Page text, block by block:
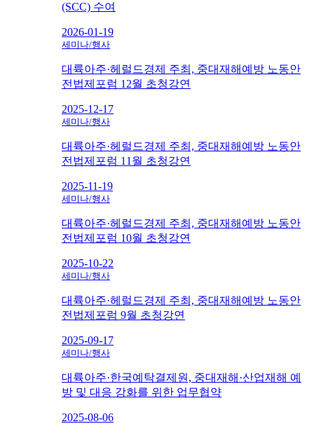
(SCC) 수여
2026-01-19
세미나/행사
대륙아주·헤럴드경제 주최, 중대재해예방 노동안
전법제포럼 12월 초청강연
2025-12-17
세미나/행사
대륙아주·헤럴드경제 주최, 중대재해예방 노동안
전법제포럼 11월 초청강연
2025-11-19
세미나/행사
대륙아주·헤럴드경제 주최, 중대재해예방 노동안
전법제포럼 10월 초청강연
2025-10-22
세미나/행사
대륙아주·헤럴드경제 주최, 중대재해예방 노동안
전법제포럼 9월 초청강연
2025-09-17
세미나/행사
대륙아주·한국예탁결제원, 중대재해·산업재해 예
방 및 대응 강화를 위한 업무협약
2025-08-06